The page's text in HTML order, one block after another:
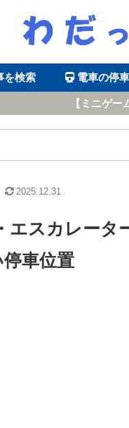
を検索 電車の停
【ミニゲー
エスカレータ
車位置
2025.12.31